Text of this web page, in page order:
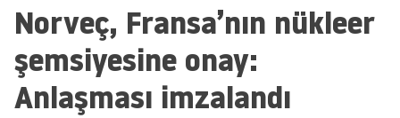
Ağrı
Amasya
Ankara
Norveç, Fransa’nın nükleer
şemsiyesine onay:
Anlaşması imzalandı